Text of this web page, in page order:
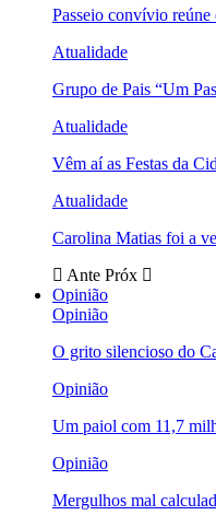
Passeio convívio
Atualidade
Grupo de Pais “Um
Atualidade
Vêm aí as Festas da
Atualidade
Carolina Matias foi a
Ante Próx
Opinião
Opinião
O grito silencioso do
Opinião
Um paiol com 11,7
Opinião
Mergulhos mal